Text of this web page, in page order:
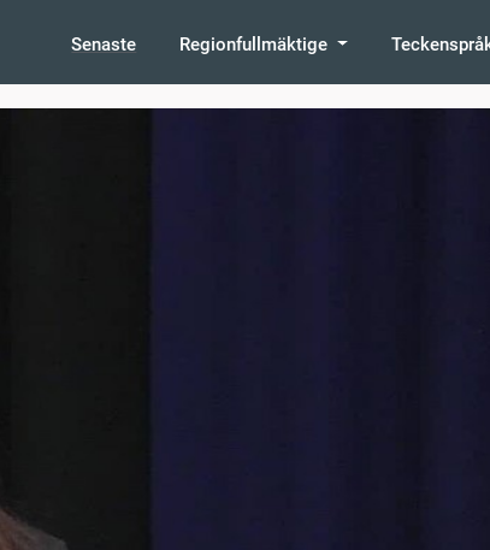
Senaste Regionfullmäktige